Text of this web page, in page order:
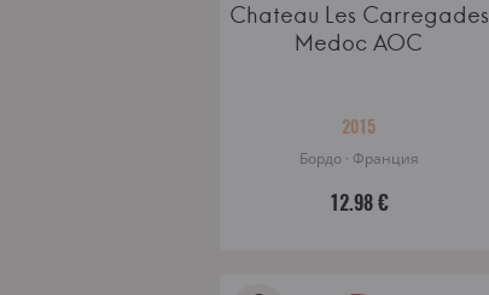
Chateau Les Carregades
Medoc AOC
2015
Бордо · Франция
12.98 €